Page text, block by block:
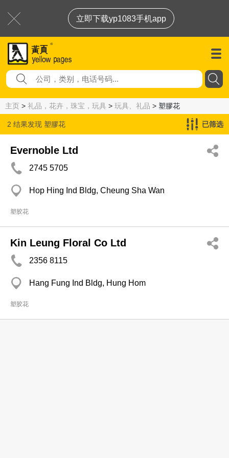
立即下载yp1083手机app
主页 > 礼品，花卉，珠宝，玩具 > 玩具、礼品 > 塑膠花
2 结果发现 塑膠花 已筛选
Evernoble Ltd
2745 5705
Hop Hing Ind Bldg, Cheung Sha Wan
塑胶花
Kin Leung Floral Co Ltd
2356 8115
Hang Fung Ind Bldg, Hung Hom
塑胶花